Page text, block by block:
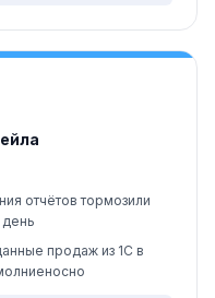
отчётов тормозили
продаж из 1С в